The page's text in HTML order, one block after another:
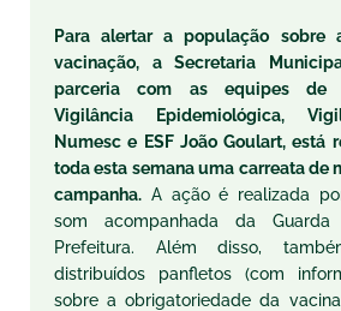
Para alertar a população sobre
vacinação, a Secretaria
parceria com as equipes de
Vigilância Epidemiológica,
Numesc e ESF João Goulart, está
toda esta semana uma carreata de
campanha. A ação é realizada
som acompanhada da
Prefeitura. Além disso,
distribuídos panfletos (com
sobre a obrigatoriedade da